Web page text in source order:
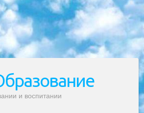
и воспитании